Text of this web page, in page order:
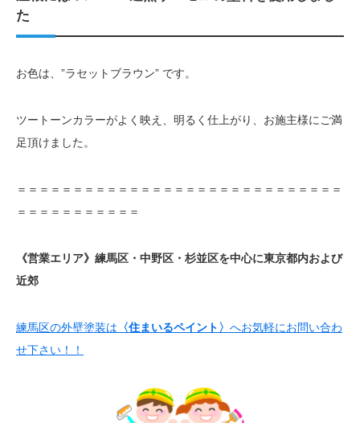
た
お色は、”ラセットブラウン” です。
ツートーンカラーがよく映え、明るく仕上がり、お施主様にご満
足頂けました。
＝＝＝＝＝＝＝＝＝＝＝＝＝＝＝＝＝＝＝＝＝＝＝＝＝＝＝＝＝
＝＝＝＝＝＝＝＝＝＝＝
《営業エリア》練馬区・中野区・杉並区を中心に東京都内および
近郊
練馬区の外壁塗装は 〈住まいるペイント〉 へお気軽にお問い合わ
せ下さい！！